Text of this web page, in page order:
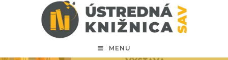
MENU